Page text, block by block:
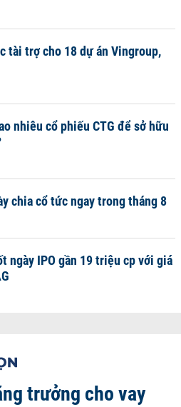
tài trợ cho 18 dự án Vingroup,
nhiêu cổ phiếu CTG để sở hữu
chia cổ tức ngay trong tháng 8
ngày IPO gần 19 triệu cp với giá
trưởng cho vay